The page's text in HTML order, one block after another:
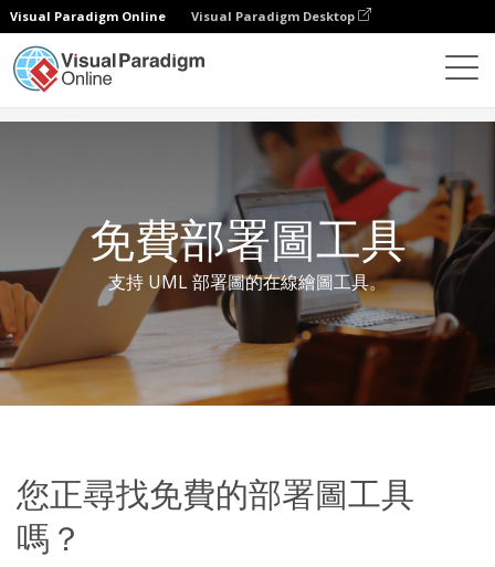
Visual Paradigm Online Visual Paradigm Desktop
免費部署圖工具
支持 UML 部署圖的在線繪圖工具。
您正尋找免費的部署圖工具
嗎？